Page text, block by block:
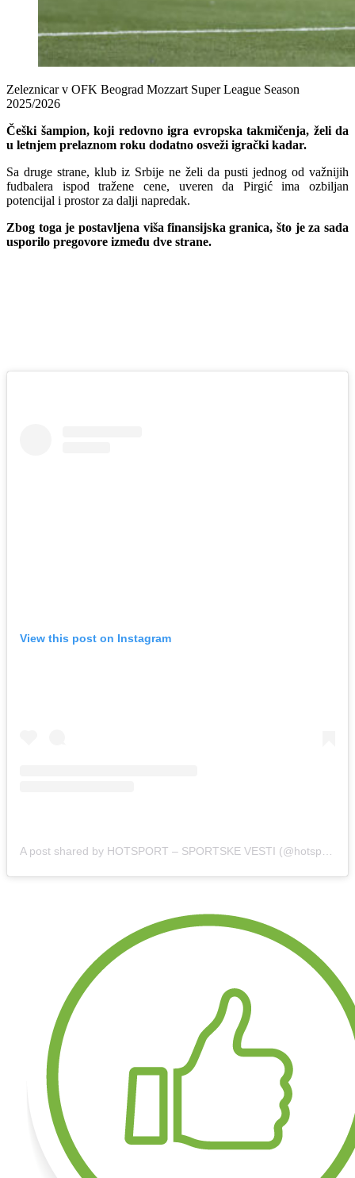
Zeleznicar v OFK Beograd Mozzart Super League Season
2025/2026
Češki šampion, koji redovno igra evropska takmičenja, želi da
u letnjem prelaznom roku dodatno osveži igrački kadar.
Sa druge strane, klub iz Srbije ne želi da pusti jednog od važnijih
fudbalera ispod tražene cene, uveren da Pirgić ima ozbiljan
potencijal i prostor za dalji napredak.
Zbog toga je postavljena viša finansijska granica, što je za sada
usporilo pregovore između dve strane.
View this post on Instagram